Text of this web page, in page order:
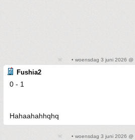
• woensdag 3 juni 2026 @
Fushia2
0 - 1
Hahaahahhqhq
• woensdag 3 juni 2026 @